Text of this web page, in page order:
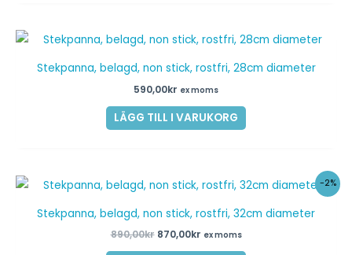
Stekpanna, belagd, non stick, rostfri, 28cm diameter
590,00kr ex moms
LÄGG TILL I VARUKORG
-2%
Stekpanna, belagd, non stick, rostfri, 32cm diameter
890,00kr
Det
ursprungliga
priset
var:
890,00kr.
870,00kr
Det
nuvarande
priset
är:
870,00kr.
ex moms